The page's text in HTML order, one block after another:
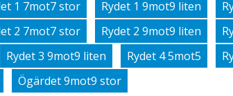
1 7mot7 stor Rydet 1 9mot9 liten
2 7mot7 stor Rydet 2 9mot9 liten
Rydet 3 9mot9 liten Rydet 4 5mot5
Ögärdet 9mot9 stor